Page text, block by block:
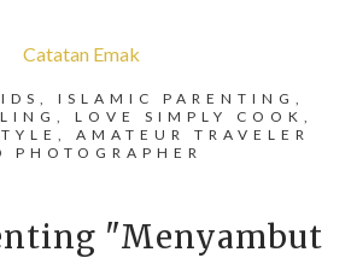
Catatan Emak
ISLAMIC PARENTING,
LOVE SIMPLY COOK,
AMATEUR TRAVELER
PHOTOGRAPHER
"Menyambut